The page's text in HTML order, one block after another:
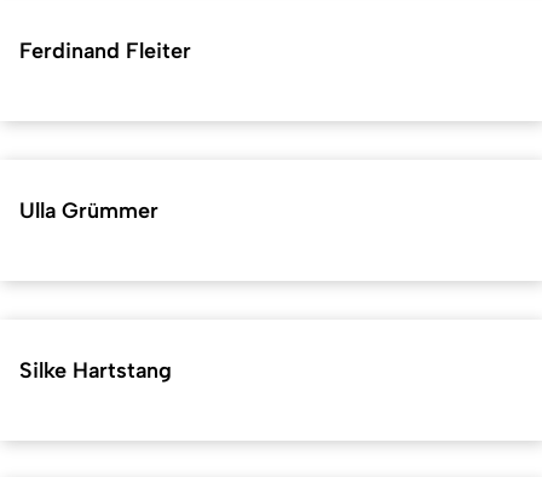
Ferdinand Fleiter
Ulla Grümmer
Silke Hartstang